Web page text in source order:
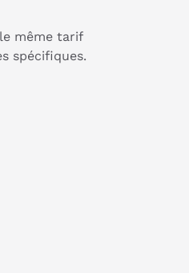
même tarif
spécifiques.